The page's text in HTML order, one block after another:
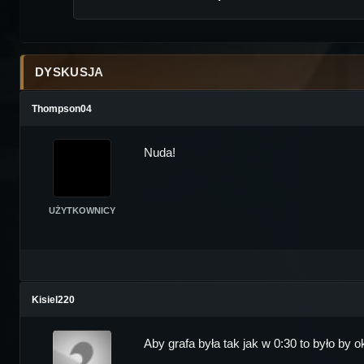
DYSKUSJA
Thompson04
UŻYTKOWNICY
Nuda!
Kisiel220
Aby grafa była tak jak w 0:30 to było by